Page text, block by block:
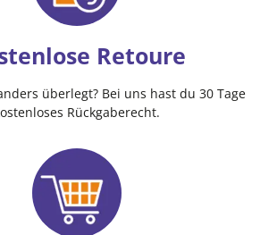
Retoure
überlegt? Bei uns hast du 30 Tage
Rückgaberecht.